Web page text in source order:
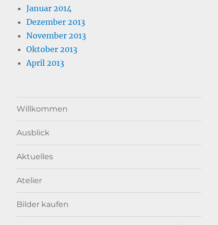
Januar 2014
Dezember 2013
November 2013
Oktober 2013
April 2013
Willkommen
Ausblick
Aktuelles
Atelier
Bilder kaufen